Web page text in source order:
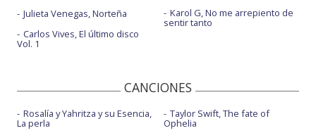
Julieta Venegas, Norteña
Carlos Vives, El último disco
Vol. 1
Karol G, No me arrepiento de
sentir tanto
CANCIONES
Rosalía y Yahritza y su Esencia,
La perla
Taylor Swift, The fate of
Ophelia